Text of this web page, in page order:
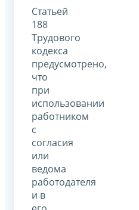
Статьей
188
Трудового
кодекса
предусмотрено,
что
при
использовании
работником
с
согласия
или
ведома
работодателя
и в